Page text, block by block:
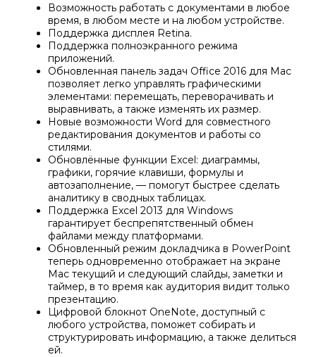
Возможность работать с документами в любое
время, в любом месте и на любом устройстве.
Поддержка дисплея Retina.
Поддержка полноэкранного режима
приложений.
Обновленная панель задач Office 2016 для Mac
позволяет легко управлять графическими
элементами: перемещать, переворачивать и
выравнивать, а также изменять их размер.
Новые возможности Word для совместного
редактирования документов и работы со
стилями.
Обновлённые функции Excel: диаграммы,
графики, горячие клавиши, формулы и
автозаполнение, — помогут быстрее сделать
аналитику в сводных таблицах.
Поддержка Excel 2013 для Windows
гарантирует беспрепятственный обмен
файлами между платформами.
Обновленный режим докладчика в PowerPoint
теперь одновременно отображает на экране
Mac текущий и следующий слайды, заметки и
таймер, в то время как аудитория видит только
презентацию.
Цифровой блокнот OneNote, доступный с
любого устройства, поможет собирать и
структурировать информацию, а также делиться
ей.